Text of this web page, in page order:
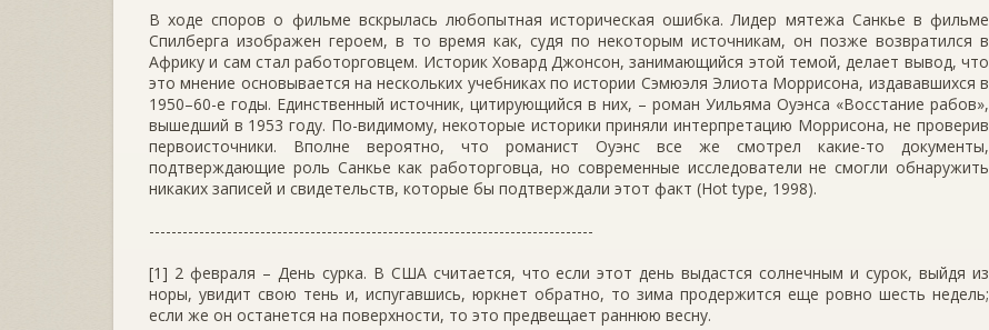
В ходе споров о фильме вскрылась любопытная историческая ошибка. Лидер мятежа Санкье в фильме
Спилберга изображен героем, в то время как, судя по некоторым источникам, он позже возвратился в
Африку и сам стал работорговцем. Историк Ховард Джонсон, занимающийся этой темой, делает вывод, что
это мнение основывается на нескольких учебниках по истории Сэмюэля Элиота Моррисона, издававшихся в
1950–60-е годы. Единственный источник, цитирующийся в них, – роман Уильяма Оуэнса «Восстание рабов»,
вышедший в 1953 году. По-видимому, некоторые историки приняли интерпретацию Моррисона, не проверив
первоисточники. Вполне вероятно, что романист Оуэнс все же смотрел какие-то документы,
подтверждающие роль Санкье как работорговца, но современные исследователи не смогли обнаружить
никаких записей и свидетельств, которые бы подтверждали этот факт (Hot type, 1998).
--------------------------------------------------------------------------------
[1] 2 февраля – День сурка. В США считается, что если этот день выдастся солнечным и сурок, выйдя из
норы, увидит свою тень и, испугавшись, юркнет обратно, то зима продержится еще ровно шесть недель;
если же он останется на поверхности, то это предвещает раннюю весну.